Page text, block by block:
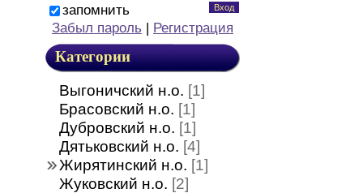
запомнить
Забыл пароль | Регистрация
Категории
Выгоничский н.о. [1]
Брасовский н.о. [1]
Дубровский н.о. [1]
Дятьковский н.о. [4]
Жирятинский н.о. [1]
Жуковский н.о. [2]